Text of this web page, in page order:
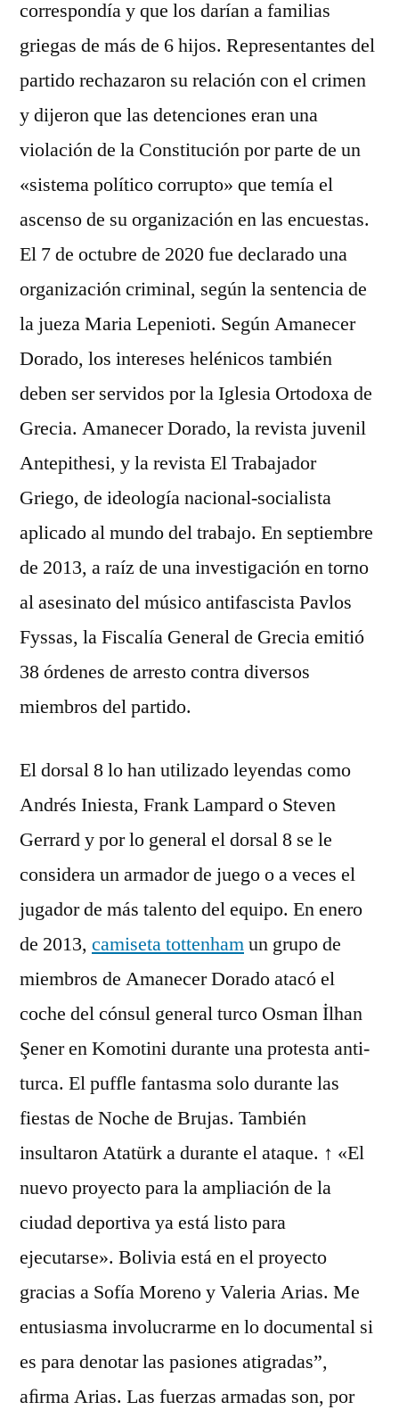
correspondía y que los darían a familias
griegas de más de 6 hijos. Representantes del
partido rechazaron su relación con el crimen
y dijeron que las detenciones eran una
violación de la Constitución por parte de un
«sistema político corrupto» que temía el
ascenso de su organización en las encuestas.
El 7 de octubre de 2020 fue declarado una
organización criminal, según la sentencia de
la jueza Maria Lepenioti. Según Amanecer
Dorado, los intereses helénicos también
deben ser servidos por la Iglesia Ortodoxa de
Grecia. Amanecer Dorado, la revista juvenil
Antepithesi, y la revista El Trabajador
Griego, de ideología nacional-socialista
aplicado al mundo del trabajo. En septiembre
de 2013, a raíz de una investigación en torno
al asesinato del músico antifascista Pavlos
Fyssas, la Fiscalía General de Grecia emitió
38 órdenes de arresto contra diversos
miembros del partido.
El dorsal 8 lo han utilizado leyendas como
Andrés Iniesta, Frank Lampard o Steven
Gerrard y por lo general el dorsal 8 se le
considera un armador de juego o a veces el
jugador de más talento del equipo. En enero
de 2013, camiseta tottenhamun grupo de
miembros de Amanecer Dorado atacó el
coche del cónsul general turco Osman İlhan
Şener en Komotini durante una protesta anti-
turca. El puffle fantasma solo durante las
fiestas de Noche de Brujas. También
insultaron Atatürk a durante el ataque. ↑ «El
nuevo proyecto para la ampliación de la
ciudad deportiva ya está listo para
ejecutarse». Bolivia está en el proyecto
gracias a Sofía Moreno y Valeria Arias. Me
entusiasma involucrarme en lo documental si
es para denotar las pasiones atigradas”,
aﬁrma Arias. Las fuerzas armadas son, por